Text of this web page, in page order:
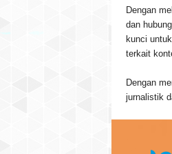
Dengan
dan
kunci
terkait
Dengan
jurnalistik